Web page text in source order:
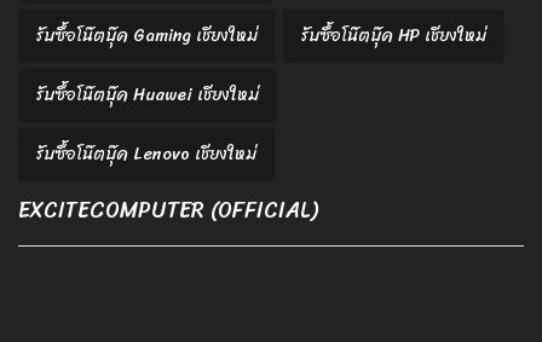
รับซื้อโน๊ตบุ๊ค Gaming เชียงใหม่
รับซื้อโน๊ตบุ๊ค HP เชียงใหม่
รับซื้อโน๊ตบุ๊ค Huawei เชียงใหม่
รับซื้อโน๊ตบุ๊ค Lenovo เชียงใหม่
EXCITECOMPUTER (OFFICIAL)